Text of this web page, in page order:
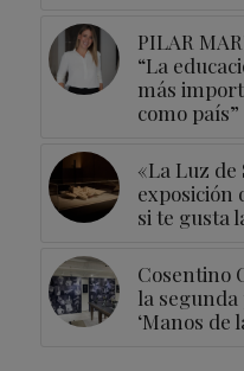
PILAR
“La
más
como país”
«La Luz de
exposición
si te gusta
Cosentino
la segunda
‘Manos de